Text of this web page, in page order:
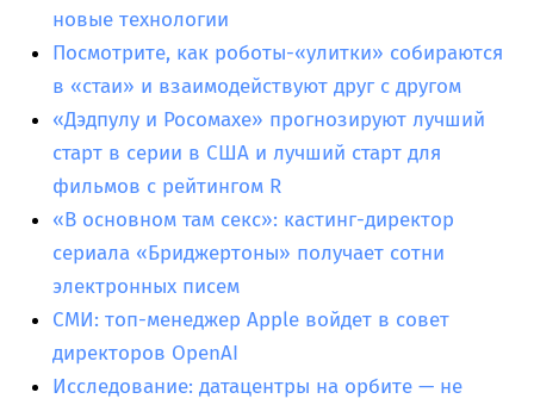
новые технологии
Посмотрите, как роботы-«улитки» собираются
в «стаи» и взаимодействуют друг с другом
«Дэдпулу и Росомахе» прогнозируют лучший
старт в серии в США и лучший старт для
фильмов с рейтингом R
«В основном там секс»: кастинг-директор
сериала «Бриджертоны» получает сотни
электронных писем
СМИ: топ-менеджер Apple войдет в совет
директоров OpenAI
Исследование: датацентры на орбите — не